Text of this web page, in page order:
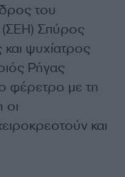
του
Σπύρος
ψυχίατρος
Ρήγας
φέρετρο με τη
και